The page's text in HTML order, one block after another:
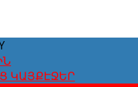
ԿԱՅՔԷՋԵՐ